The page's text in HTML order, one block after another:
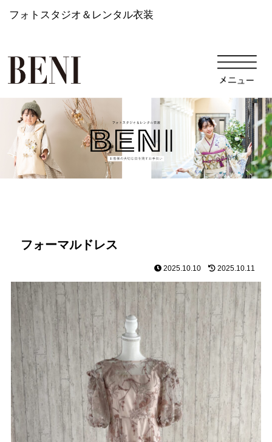
フォトスタジオ＆レンタル衣装
フォーマルドレス
2025.10.10 2025.10.11